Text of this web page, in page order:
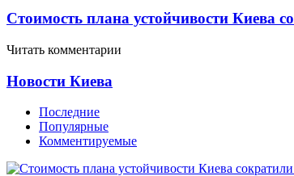
Стоимость плана устойчивости Киева
Читать комментарии
Новости Киева
Последние
Популярные
Комментируемые